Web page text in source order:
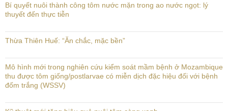
Bí quyết nuôi thành công tôm nước mặn trong ao nước ngọt: lý
thuyết đến thực tiễn
Thừa Thiên Huế: “Ăn chắc, mặc bền”
Mô hình mới trong nghiên cứu kiểm soát mầm bệnh ở Mozambique
thu được tôm giống/postlarvae có miễn dịch đặc hiệu đối với bệnh
đốm trắng (WSSV)